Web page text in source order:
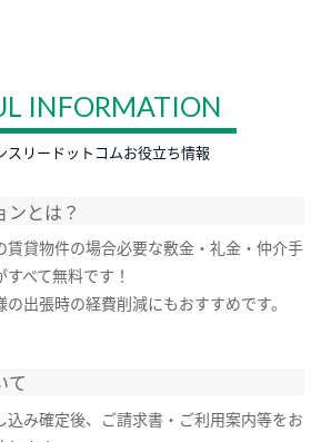
INFORMATION
スリードットコムお役立ち情報
ンとは？
賃貸物件の場合必要な敷金・礼金・仲介手
すべて無料です！
の出張時の経費削減にもおすすめです。
て
込み確定後、ご請求書・ご利用案内等をお